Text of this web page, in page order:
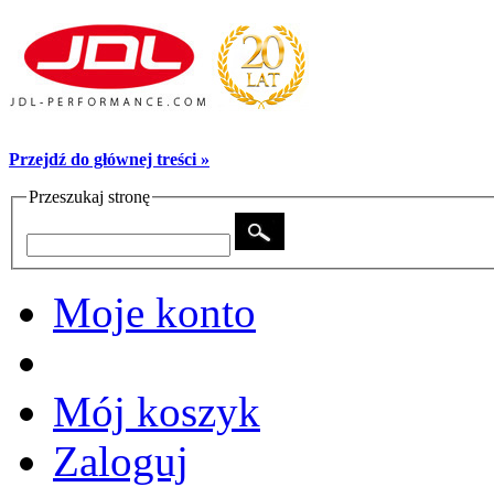
Przejdź do głównej treści »
Przeszukaj stronę
Moje konto
Mój koszyk
Zaloguj